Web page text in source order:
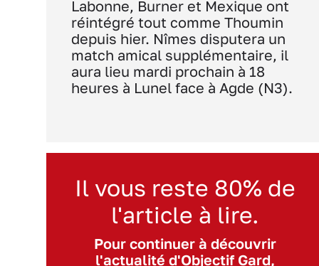
Labonne, Burner et Mexique ont
réintégré tout comme Thoumin
depuis hier. Nîmes disputera un
match amical supplémentaire, il
aura lieu mardi prochain à 18
heures à Lunel face à Agde (N3).
Il vous reste 80% de
l'article à lire.
Pour continuer à découvrir
l'actualité d'Objectif Gard,